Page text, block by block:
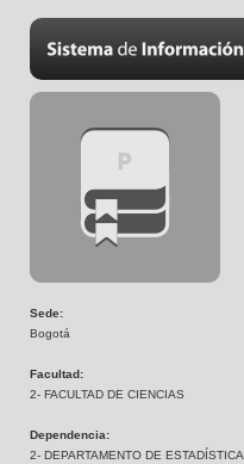
Sede:
Bogotá
Facultad:
2- FACULTAD DE CIENCIAS
Dependencia:
2- DEPARTAMENTO DE ESTADÍSTICA